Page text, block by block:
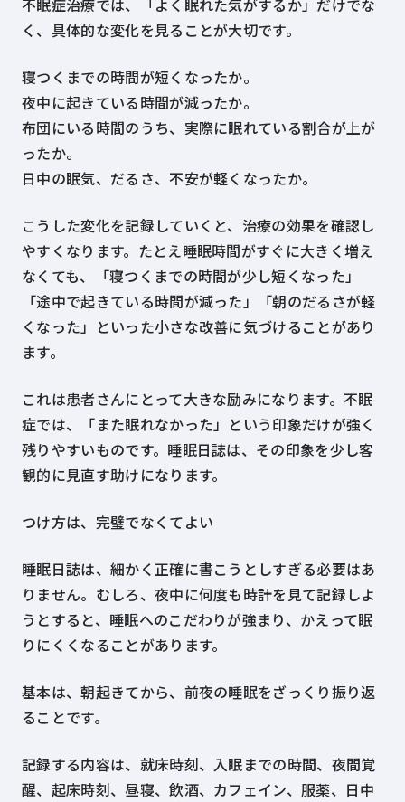
不眠症治療では、「よく眠れた気がするか」だけでな
く、具体的な変化を見ることが大切です。
寝つくまでの時間が短くなったか。
夜中に起きている時間が減ったか。
布団にいる時間のうち、実際に眠れている割合が上が
ったか。
日中の眠気、だるさ、不安が軽くなったか。
こうした変化を記録していくと、治療の効果を確認し
やすくなります。たとえ睡眠時間がすぐに大きく増え
なくても、「寝つくまでの時間が少し短くなった」
「途中で起きている時間が減った」「朝のだるさが軽
くなった」といった小さな改善に気づけることがあり
ます。
これは患者さんにとって大きな励みになります。不眠
症では、「また眠れなかった」という印象だけが強く
残りやすいものです。睡眠日誌は、その印象を少し客
観的に見直す助けになります。
つけ方は、完璧でなくてよい
睡眠日誌は、細かく正確に書こうとしすぎる必要はあ
りません。むしろ、夜中に何度も時計を見て記録しよ
うとすると、睡眠へのこだわりが強まり、かえって眠
りにくくなることがあります。
基本は、朝起きてから、前夜の睡眠をざっくり振り返
ることです。
記録する内容は、就床時刻、入眠までの時間、夜間覚
醒、起床時刻、昼寝、飲酒、カフェイン、服薬、日中